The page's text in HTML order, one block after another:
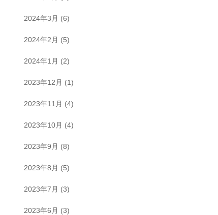
2024年3月 (6)
2024年2月 (5)
2024年1月 (2)
2023年12月 (1)
2023年11月 (4)
2023年10月 (4)
2023年9月 (8)
2023年8月 (5)
2023年7月 (3)
2023年6月 (3)